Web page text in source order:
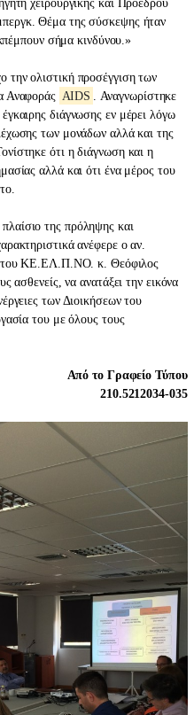
χειρουργικής και Προέδρου
Θέμα της σύσκεψης ήταν
σήμα κινδύνου.»
ολιστική προσέγγιση των
Αναφοράς AIDS
. Αναγνωρίστηκε
διάγνωσης εν μέρει λόγω
των μονάδων αλλά και της
ότι η διάγνωση και η
αλλά και ότι ένα μέρος του
της πρόληψης και
ανέφερε ο αν.
του ΚΕ.ΕΛ.Π.ΝΟ. κ. Θεόφιλος
ασθενείς, να ανατάξει την εικόνα
των Διοικήσεων του
του με όλους τους
Από το Γραφείο Τύπου
210.5212034-035